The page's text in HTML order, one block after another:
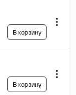
В корзину
В корзину